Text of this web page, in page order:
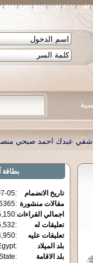
منصور |تعليق: ...
|
بطاقة
تاريخ الانضمام :
05
مقالات منشورة :
اجمالي القراءات:
تعليقات له
:
تعليقات عليه
:
بلد الميلاد
:
بلد الاقامة
: